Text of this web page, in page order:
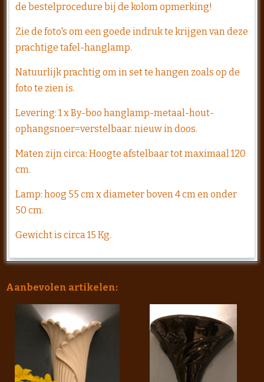
de bestelprocedure bij de kolom opmerking!
Zie de foto's om een goede indruk te krijgen van deze
prachtige tafel-hanglamp.
Natuurlijk prachtig om in set te hangen zoals op de
foto te zien is.
Levering: 1 x By-boo hanglamp-metaal-hout-
ophangsnoer=verstelbaar. nieuw in doos.
Maten zijn circa: Hoogte afstelbaar tot maximaal 120
cm.
Lamp: hoog 55 cm x diameter boven 4 cm en onder
50 cm.
Gewicht is circa 15 Kg.
Aanbevolen artikelen: